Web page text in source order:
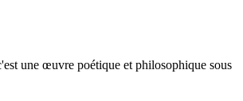
une œuvre poétique et philosophique sous